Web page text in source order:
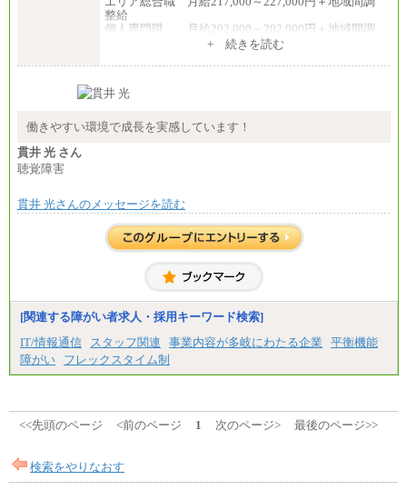
整給
個人専門職 月給202,000～202,000円＋地域間調
総合職 月給208,000～235,000円
※詳細はJTBキャリアサイトよりご確認ください。
総合職 月給220,000～230,000円＋地域間調整給
整給
※詳細はJTBキャリアサイトよりご確認ください。
■(株)JTBコミュニケーションデザイン
総合職 月給230,000円
みなし残業手当：20,000円（一律支給）※みなし
残業手当の残業時間は10.43時間。
間に応じて、時間外手当等を支給。
エリアサポート職 月給188,000円
■（株）JTBグローバルマーケティング＆トラベル
給
※詳細はJTBキャリアサイトよりご確認ください。
+ 続きを読む
働きやすい環境で成長を実感しています！
貫井 光 さん
聴覚障害
貫井 光さんのメッセージを読む
[関連する障がい者求人・採用キーワード検索]
IT/情報通信
スタッフ関連 事業内容が多岐にわたる企業
平衡機能
障がい
フレックスタイム制
<<先頭のページ <前のページ 1 次のページ> 最後のページ>>
検索をやりなおす